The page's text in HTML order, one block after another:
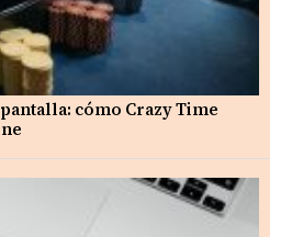
cómo Crazy Time